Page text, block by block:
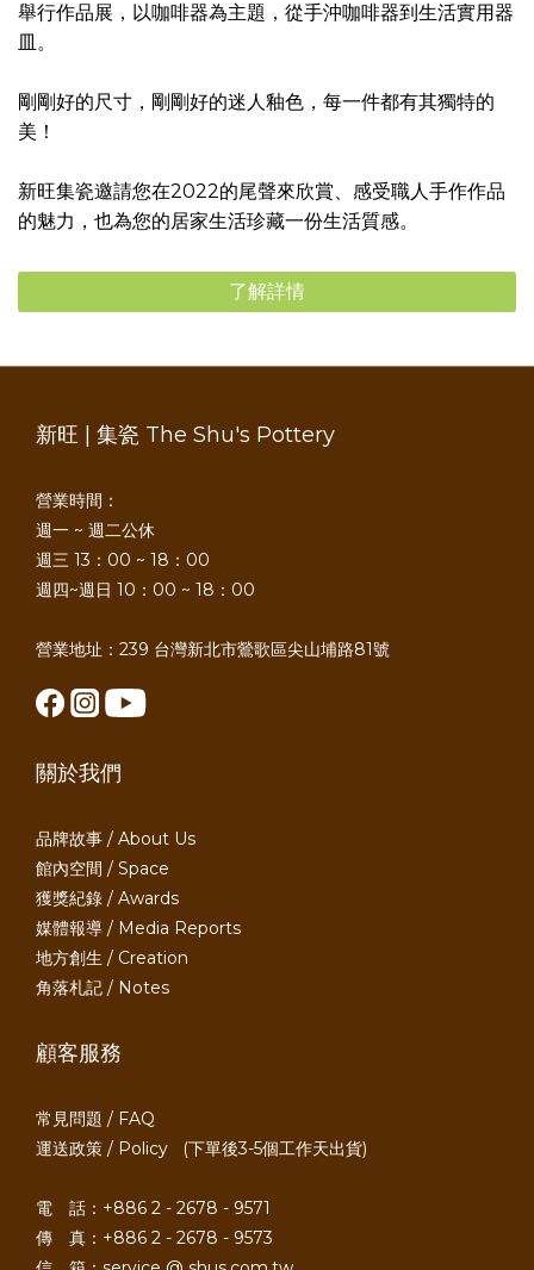
舉行作品展，以咖啡器為主題，從手沖咖啡器到生活實用器
皿。
剛剛好的尺寸，剛剛好的迷人釉色，每一件都有其獨特的
美！
新旺集瓷邀請您在2022的尾聲來欣賞、感受職人手作作品
的魅力，也為您的居家生活珍藏一份生活質感。
了解詳情
新旺 | 集瓷 The Shu's Pottery
營業時間：
週一 ~ 週二公休
週三 13：00 ~ 18：00
週四~週日 10：00 ~ 18：00
營業地址：239 台灣新北市鶯歌區尖山埔路81號
關於我們
品牌故事 / About Us
館內空間 / Space
獲獎紀錄 / Awards
媒體報導 / Media Reports
地方創生 / Creation
角落札記 / Notes
顧客服務
常見問題 / FAQ
運送政策 / Policy (下單後3-5個工作天出貨)
電 話：+886 2 - 2678 - 9571
傳 真：+886 2 - 2678 - 9573